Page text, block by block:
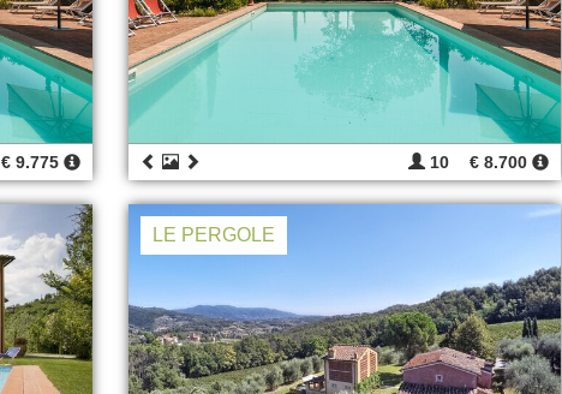
€ 9.775 10 € 8.700
LE PERGOLE